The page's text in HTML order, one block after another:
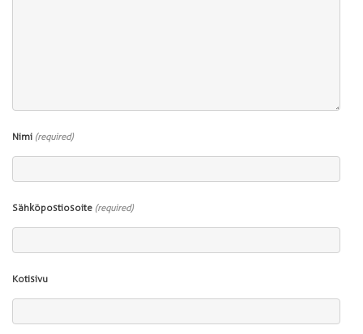
Nimi (required)
Sähköpostiosoite (required)
Kotisivu